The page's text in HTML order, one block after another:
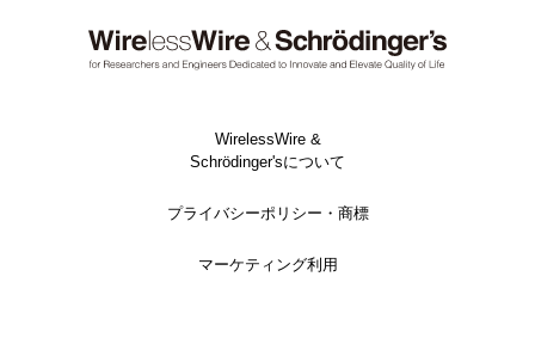
WirelessWire &
Schrödinger'sについて
プライバシーポリシー・商標
マーケティング利用